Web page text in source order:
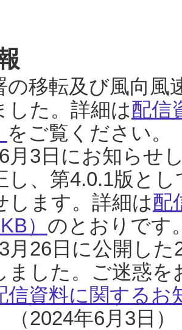
の移転及び風向風
した。詳細は配信
をご覧ください。
月3日にお知らせ
し、第4.0.1版と
します。詳細は配
） のとおりです
月26日に公開し
ました。ご迷惑
信資料に関するお
（2024年6月3日）